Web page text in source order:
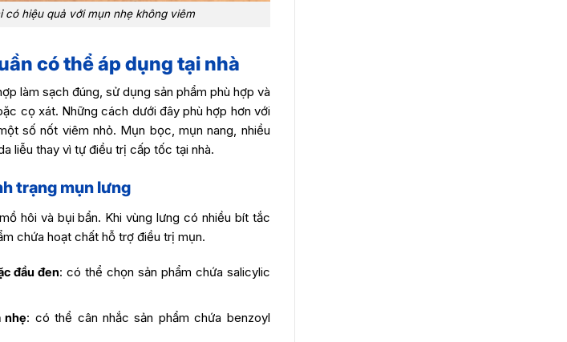
có hiệu quả với mụn nhẹ không viêm
có thể áp dụng tại nhà
làm sạch đúng, sử dụng sản phẩm phù hợp và
cọ xát. Những cách dưới đây phù hợp hơn với
số nốt viêm nhỏ. Mụn bọc, mụn nang, nhiều
liễu thay vì tự điều trị cấp tốc tại nhà.
trạng mụn lưng
hôi và bụi bẩn. Khi vùng lưng có nhiều bít tắc
chứa hoạt chất hỗ trợ điều trị mụn.
đầu đen: có thể chọn sản phẩm chứa salicylic
nhẹ: có thể cân nhắc sản phẩm chứa benzoyl